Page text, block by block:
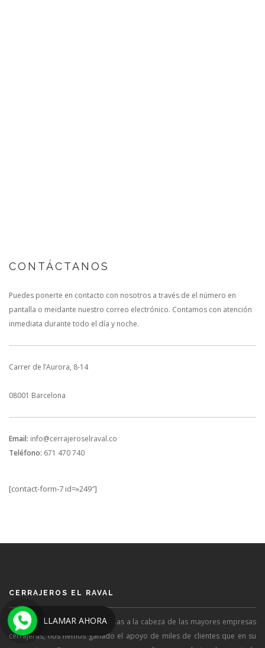
CONTÁCTANOS
Puedes ponerte en contacto con nosotros a través de el número en
pantalla o meidante nuestro correo electrónico. Contamos con atención
inmediata durante todo el día y noche.
Carrer de l’Aurora, 8-14
08001 Barcelona
Email: info@cerrajeroselraval.co
Teléfono: 671 470 740
[contact-form-7 id=»249″]
CERRAJEROS EL RAVAL
Después de más de tres décadas a la cabeza de las mayores empresas
cerrajeras, nos hemos ganado el apoyo de miles de clientes que en su
LLAMAR AHORA